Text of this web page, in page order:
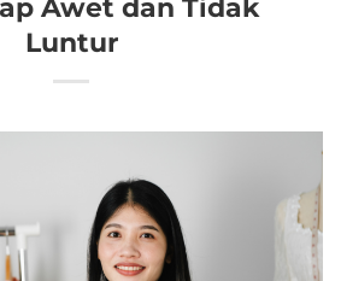
Awet dan Tidak
Luntur